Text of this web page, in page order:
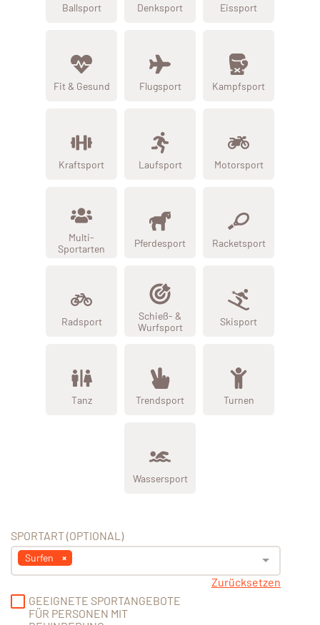
Ballsport Denksport Eissport
Fit & Gesund Flugsport Kampfsport
Kraftsport Laufsport Motorsport
Multi-
Sportarten
Pferdesport Racketsport
Radsport
Schieß- &
Wurfsport
Skisport
Tanz Trendsport Turnen
Wassersport
SPORTART (OPTIONAL)
Surfen
Zurücksetzen
GEEIGNETE SPORTANGEBOTE
FÜR PERSONEN MIT